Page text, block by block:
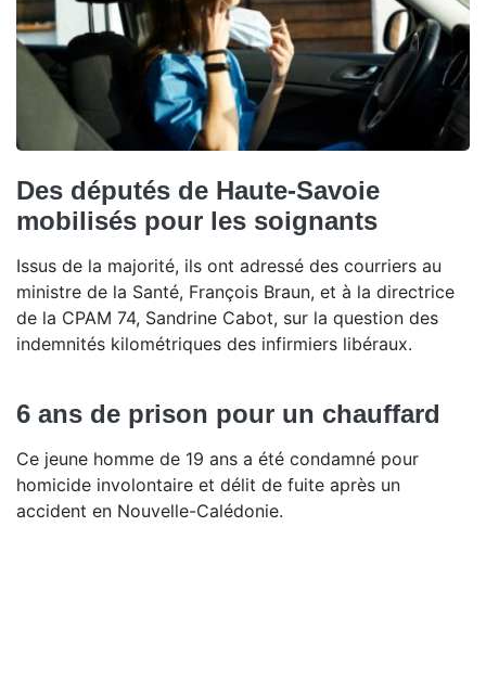
Des députés de Haute-Savoie
mobilisés pour les soignants
Issus de la majorité, ils ont adressé des courriers au
ministre de la Santé, François Braun, et à la directrice
de la CPAM 74, Sandrine Cabot, sur la question des
indemnités kilométriques des infirmiers libéraux.
6 ans de prison pour un chauffard
Ce jeune homme de 19 ans a été condamné pour
homicide involontaire et délit de fuite après un
accident en Nouvelle-Calédonie.